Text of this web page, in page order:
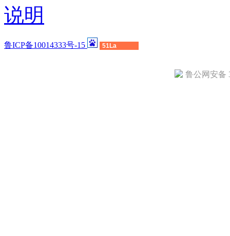
说明
鲁ICP备10014333号-15 51La
鲁公网安备